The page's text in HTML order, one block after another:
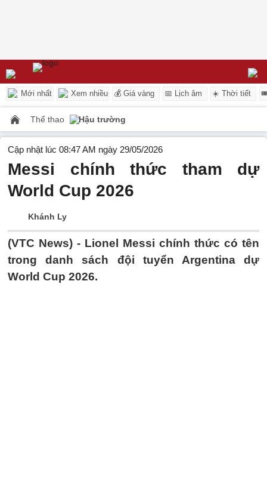
Mới nhất Xem nhiều 💰 Giá vàng 📅 Lịch âm ☀️ Thời tiết
Thể thao Hậu trường
Cập nhật lúc 08:47 AM ngày 29/05/2026
Messi chính thức tham dự
World Cup 2026
Khánh Ly
(VTC News) - Lionel Messi chính thức có tên
trong danh sách đội tuyển Argentina dự
World Cup 2026.